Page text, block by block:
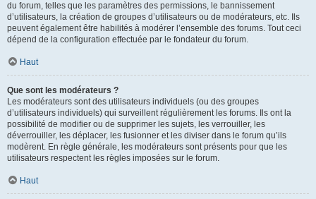
du forum, telles que les paramètres des permissions, le bannissement
d’utilisateurs, la création de groupes d’utilisateurs ou de modérateurs, etc. Ils
peuvent également être habilités à modérer l’ensemble des forums. Tout ceci
dépend de la configuration effectuée par le fondateur du forum.
Haut
Que sont les modérateurs ?
Les modérateurs sont des utilisateurs individuels (ou des groupes
d’utilisateurs individuels) qui surveillent régulièrement les forums. Ils ont la
possibilité de modifier ou de supprimer les sujets, les verrouiller, les
déverrouiller, les déplacer, les fusionner et les diviser dans le forum qu’ils
modèrent. En règle générale, les modérateurs sont présents pour que les
utilisateurs respectent les règles imposées sur le forum.
Haut